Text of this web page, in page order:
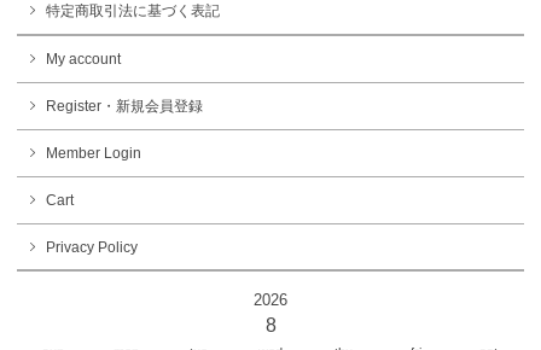
特定商取引法に基づく表記
My account
Register・新規会員登録
Member Login
Cart
Privacy Policy
2026
8